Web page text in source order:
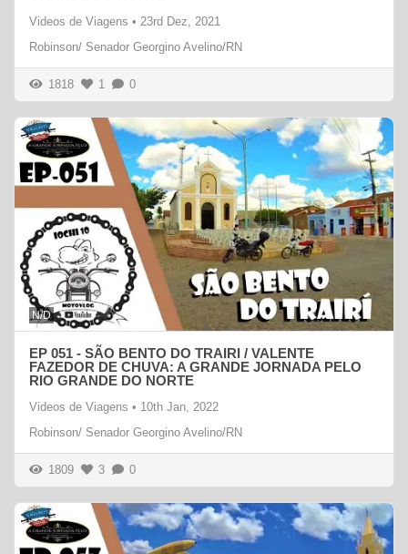
Videos de Viagens • 23rd Dez, 2021
Robinson/ Senador Georgino Avelino/RN
1818 1 0
N/D
EP 051 - SÃO BENTO DO TRAIRI / VALENTE
FAZEDOR DE CHUVA: A GRANDE JORNADA PELO
RIO GRANDE DO NORTE
Videos de Viagens • 10th Jan, 2022
Robinson/ Senador Georgino Avelino/RN
1809 3 0